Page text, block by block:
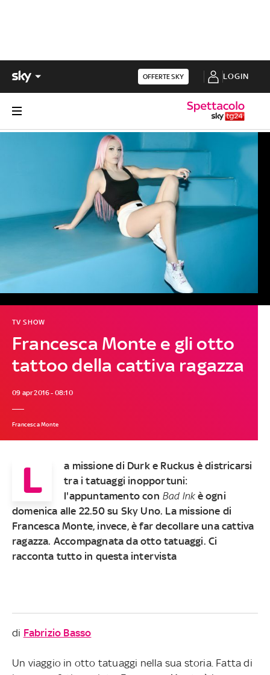
OFFERTE SKY LOGIN
Francesca Monte e gli otto
tattoo della cattiva ragazza
TV SHOW
09 apr 2016 - 08:10
Francesca Monte
L
a missione di Durk e Ruckus è districarsi
tra i tatuaggi inopportuni:
l'appuntamento con Bad Inkè ogni
domenica alle 22.50 su Sky Uno. La missione di
Francesca Monte, invece, è far decollare una cattiva
ragazza. Accompagnata da otto tatuaggi. Ci
racconta tutto in questa intervista
di Fabrizio Basso
Un viaggio in otto tatuaggi nella sua storia. Fatta di